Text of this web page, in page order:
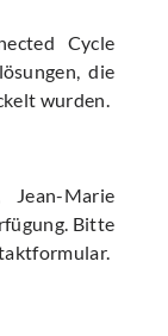
Cycle
die
wurden.
Marie
Bitte